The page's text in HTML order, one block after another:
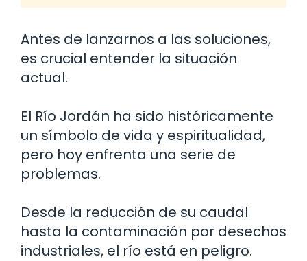
Antes de lanzarnos a las soluciones,
es crucial entender la situación
actual.
El Río Jordán ha sido históricamente
un símbolo de vida y espiritualidad,
pero hoy enfrenta una serie de
problemas.
Desde la reducción de su caudal
hasta la contaminación por desechos
industriales, el río está en peligro.